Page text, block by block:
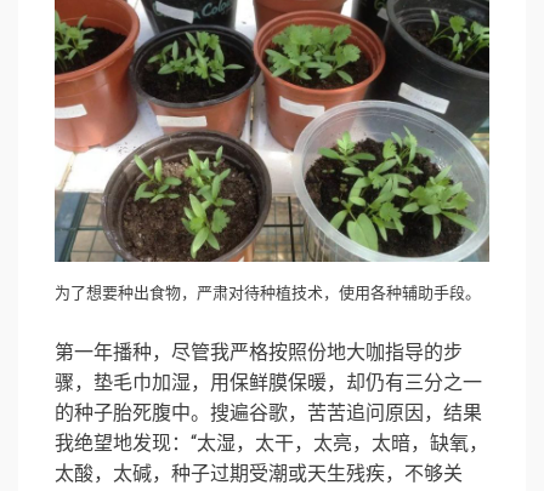
为了想要种出食物，严肃对待种植技术，使用各种辅助手段。
第一年播种，尽管我严格按照份地大咖指导的步
骤，垫毛巾加湿，用保鲜膜保暖，却仍有三分之一
的种子胎死腹中。搜遍谷歌，苦苦追问原因，结果
我绝望地发现：“太湿，太干，太亮，太暗，缺氧，
太酸，太碱，种子过期受潮或天生残疾，不够关